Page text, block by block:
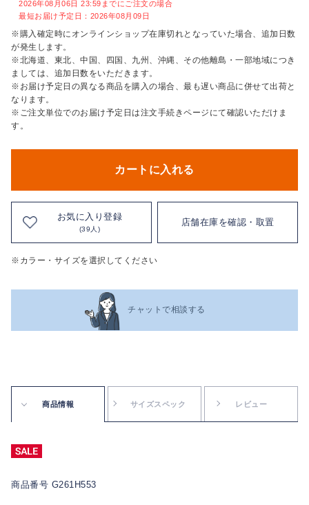
2026年08月06日 23:59までにご注文の場合
最短お届け予定日：2026年08月09日
※購入確定時にオンラインショップ在庫切れとなっていた場合、追加日数
が発生します。
※北海道、東北、中国、四国、九州、沖縄、その他離島・一部地域につき
ましては、追加日数をいただきます。
※お届け予定日の異なる商品を購入の場合、最も遅い商品に併せて出荷と
なります。
※ご注文単位でのお届け予定日は注文手続きページにて確認いただけま
す。
カートに入れる
お気に入り登録
(39人)
店舗在庫を確認・取置
※カラー・サイズを選択してください
チャットで相談する
商品情報 サイズスペック レビュー
商品番号 G261H553